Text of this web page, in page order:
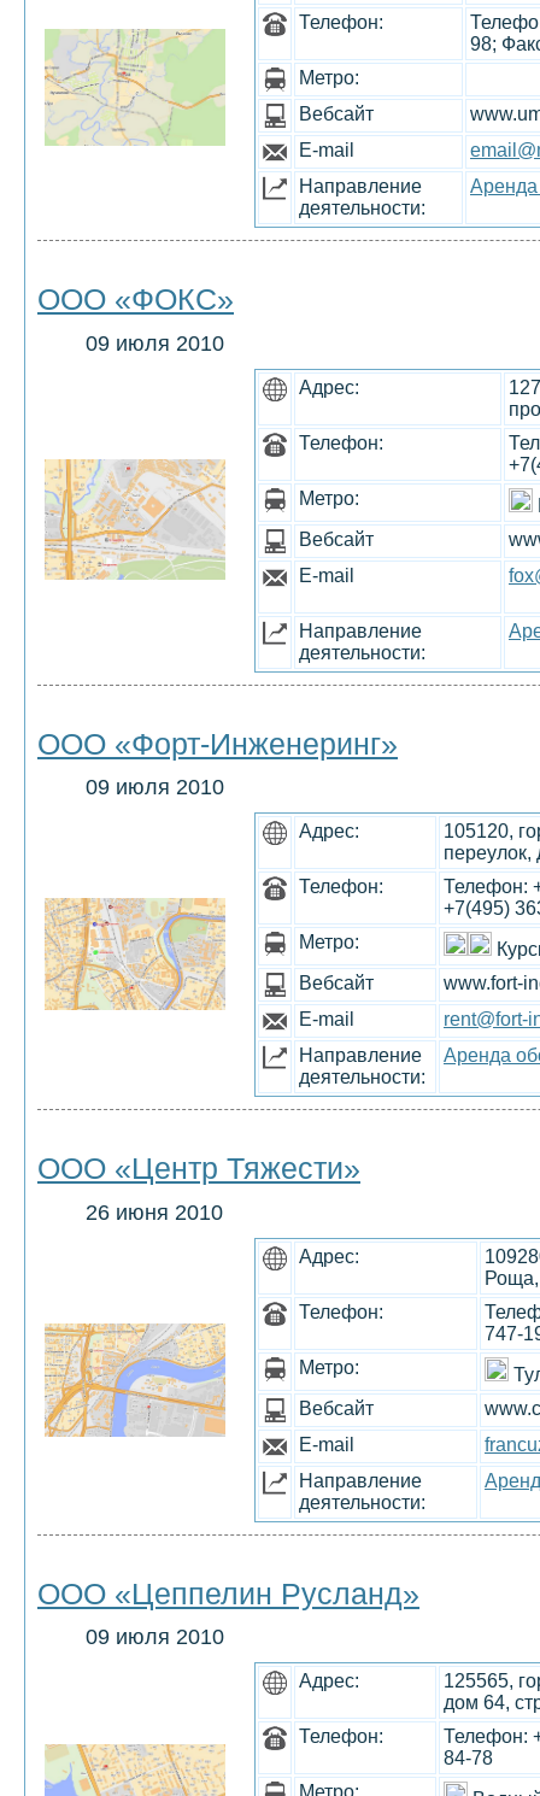
Телефон:
98;
Метро:
Вебсайт
E-mail
Направление
деятельности:
Аренда
ООО «ФОКС»
09 июля 2010
Адрес:
Телефон:
Метро:
Вебсайт
E-mail
Направление
деятельности:
ООО «Форт-Инженеринг»
09 июля 2010
Адрес:
105120,
переулок,
Телефон:
Телефон:
+7(495)
Метро:
Вебсайт
www.fort-
E-mail
rent@fort-
Направление
деятельности:
Аренда
ООО «Центр Тяжести»
26 июня 2010
Адрес:
Роща,
Телефон:
747-
Метро:
Вебсайт
E-mail
Направление
деятельности:
ООО «Цеппелин Русланд»
09 июля 2010
Адрес:
125565,
дом 64,
Телефон:
Телефон:
84-78